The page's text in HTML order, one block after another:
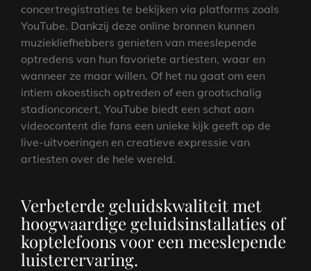
concertregistraties te bekijken via platforms zoals
YouTube. Dankzij deze online bronnen kunnen
muziekliefhebbers genieten van meeslepende
optredens van hun favoriete artiesten, waar en
wanneer ze maar willen. Of het nu gaat om een
intiem akoestisch optreden of een grootschalig
stadionconcert, YouTube biedt een schat aan
videocontent die fans een unieke kijk geeft op de
live-uitvoeringen en creatieve expressie van
artiesten over de hele wereld.
Verbeterde geluidskwaliteit met
hoogwaardige geluidsinstallaties of
koptelefoons voor een meeslepende
luisterervaring.